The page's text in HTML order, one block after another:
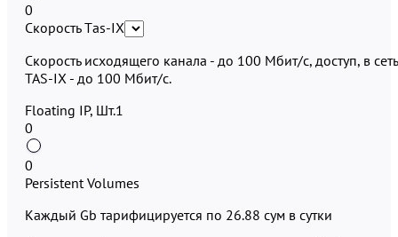
0
Скорость Тas-IX
Скорость исходящего канала - до 100 Мбит/с, доступ, в сеть
TAS-IX - до 100 Мбит/с.
Floating IP, Шт.1
0
0
Persistent Volumes
Каждый Gb тарифицируется по 26.88 сум в сутки